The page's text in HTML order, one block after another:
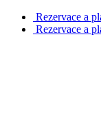
Rezervace a
Rezervace a